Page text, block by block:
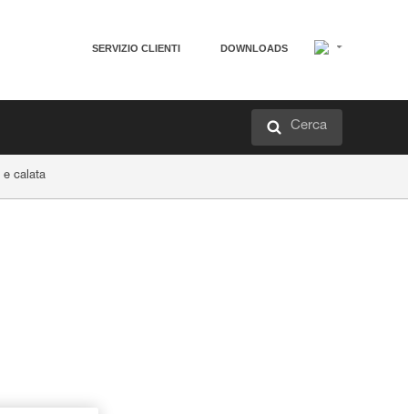
SERVIZIO CLIENTI DOWNLOADS
Cerca
e calata